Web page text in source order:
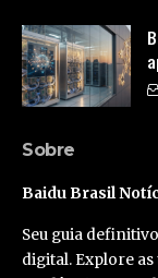
Sobre
Baidu Brasil
Seu guia
digital. Explore